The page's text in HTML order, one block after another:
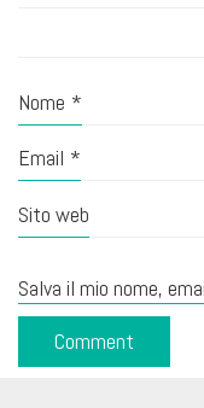
Nome *
Email *
Sito web
Salva il mio nome,